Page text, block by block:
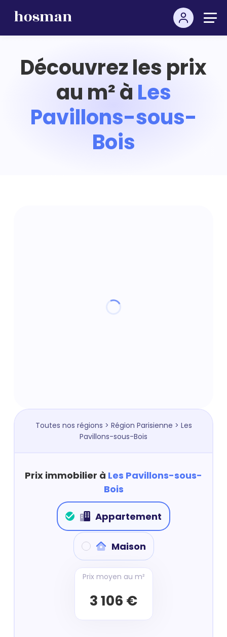
Découvrez les prix
au m² à Les
Pavillons-sous-
Bois
Toutes nos régions > Région Parisienne > Les
Pavillons-sous-Bois
Prix immobilier à Les Pavillons-sous-
Bois
Appartement
Maison
Prix moyen au m²
3 106 €